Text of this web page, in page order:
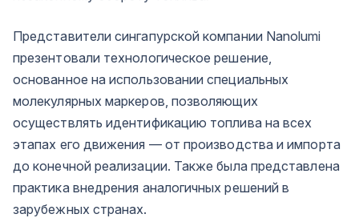
Представители сингапурской компании Nanolumi
презентовали технологическое решение,
основанное на использовании специальных
молекулярных маркеров, позволяющих
осуществлять идентификацию топлива на всех
этапах его движения — от производства и импорта
до конечной реализации. Также была представлена
практика внедрения аналогичных решений в
зарубежных странах.